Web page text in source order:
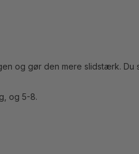
og gør den mere slidstærk.
og 5-8.